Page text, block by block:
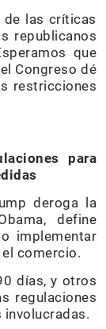
de las críticas
republicanos
que
Congreso dé
restricciones
para
deroga la
define
implementar
comercio.
días, y otros
regulaciones